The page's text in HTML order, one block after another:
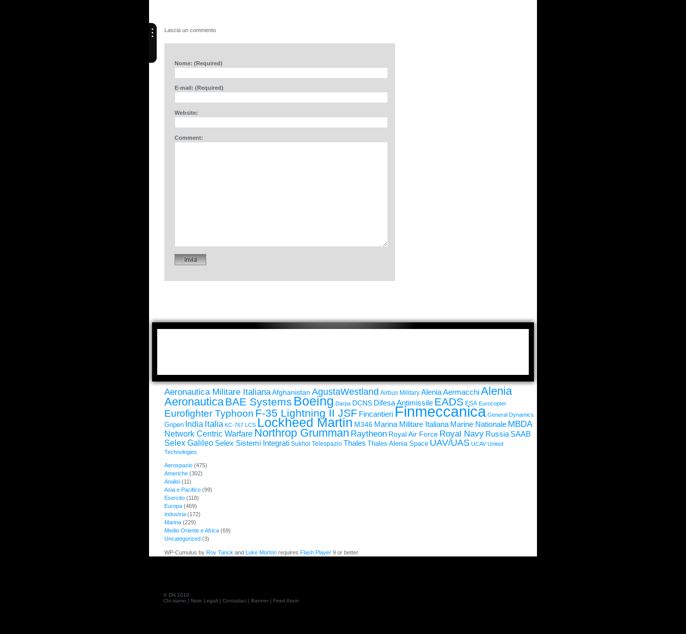
Lascia un commento
Nome: (Required)
E-mail: (Required)
Website:
Comment:
Aeronautica Militare Italiana Afghanistan AgustaWestland Airbus Military Alenia AermacchiAlenia
AeronauticaBAE Systems Boeing Darpa DCNS Difesa Antimissile EADS ESA Eurocopter
Eurofighter Typhoon F-35 Lightning II JSF FincantieriFinmeccanica General Dynamics
Gripen India Italia KC-767 LCS Lockheed Martin M346 Marina Militare Italiana Marine Nationale MBDA
Network Centric Warfare Northrop Grumman Raytheon Royal Air Force Royal Navy Russia SAAB
Selex Galileo Selex Sistemi Integrati Sukhoi Telespazio Thales Thales Alenia Space UAV/UAS UCAV United
Technologies
Aerospazio (475)
Americhe (302)
Analisi (11)
Asia e Pacifico (99)
Esercito (118)
Europa (469)
Industria (172)
Marina (229)
Medio Oriente e Africa (69)
Uncategorized (3)
WP-Cumulus by Roy Tanck and Luke Morton requires Flash Player 9 or better.
© DN 2010
Chi siamo | Note Legali | Contattaci | Banner | Feed Atom